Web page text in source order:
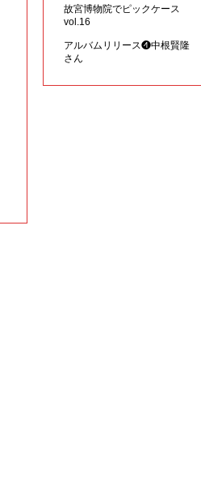
故宮博物院でピックケース
vol.16
アルバムリリース❹中根賢隆
さん